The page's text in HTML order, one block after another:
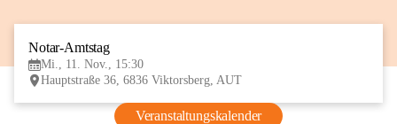
Notar-Amtstag
Mi., 11. Nov., 15:30
Hauptstraße 36, 6836 Viktorsberg, AUT
Veranstaltungskalender